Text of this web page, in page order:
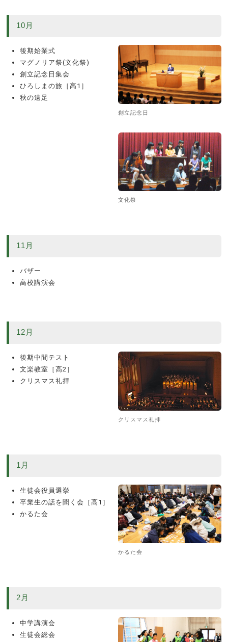
10月
創立記念日
後期始業式
マグノリア祭(文化祭)
創立記念日集会
ひろしまの旅［高1］
秋の遠足
文化祭
11月
バザー
高校講演会
12月
クリスマス礼拝
後期中間テスト
文楽教室［高2］
クリスマス礼拝
1月
かるた会
生徒会役員選挙
卒業生の話を聞く会［高1］
かるた会
2月
中学講演会
生徒会総会